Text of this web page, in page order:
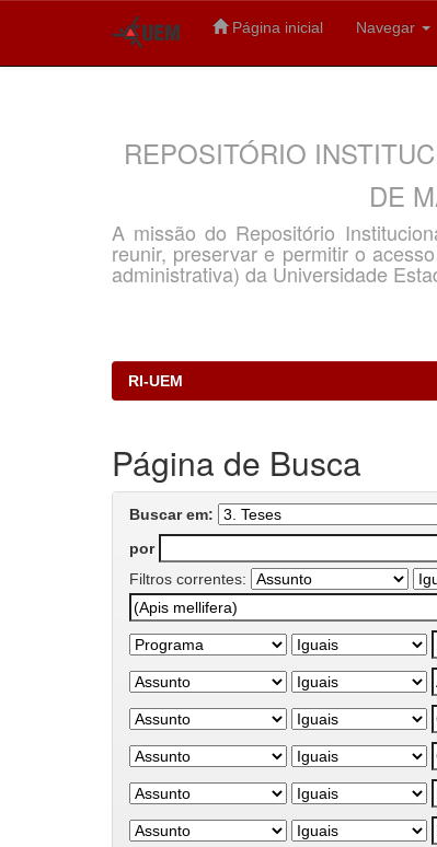
Página inicial Navegar
REPOSITÓRIO
DE
A missão do Repositório
reunir, preservar e permitir o
administrativa) da Universidade
RI-UEM
Página de Busca
Buscar em:
por
Filtros correntes: